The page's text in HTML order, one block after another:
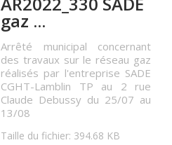
gaz ...
Arrêté municipal concernant
des travaux sur le réseau gaz
réalisés par l'entreprise SADE
CGHT-Lamblin TP au 2 rue
Claude Debussy du 25/07 au
13/08
Taille du fichier: 394.68 KB